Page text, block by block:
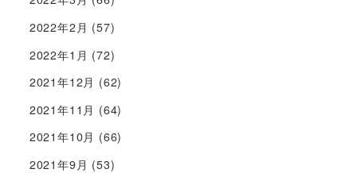
2022年2月 (57)
2022年1月 (72)
2021年12月 (62)
2021年11月 (64)
2021年10月 (66)
2021年9月 (53)